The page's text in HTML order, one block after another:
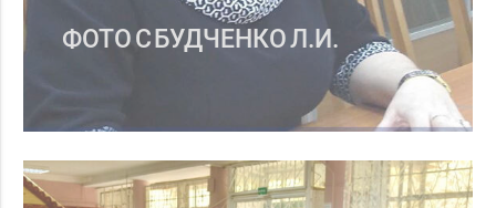
ФОТО С БУДЧЕНКО Л.И.